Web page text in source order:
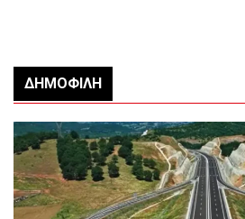
ΔΗΜΟΦΙΛΉ